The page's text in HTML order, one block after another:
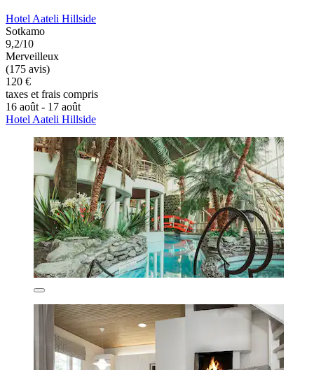
Hotel Aateli Hillside
Sotkamo
9,2/10
Merveilleux
(175 avis)
120 €
taxes et frais compris
16 août - 17 août
Hotel Aateli Hillside